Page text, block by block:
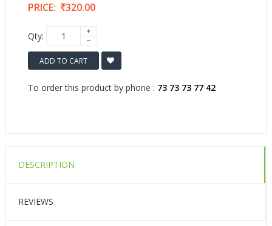
PRICE: 320.00
Qty:
ADD TO CART
To order this product by phone : 73 73 73 77 42
DESCRIPTION
REVIEWS